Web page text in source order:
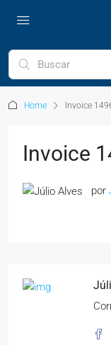
Home Invoice
Invoice
por